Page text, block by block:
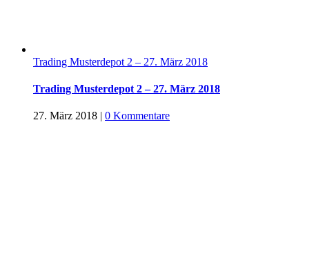
Trading Musterdepot 2 – 27. März 2018
Trading Musterdepot 2 – 27. März 2018
27. März 2018 | 0 Kommentare